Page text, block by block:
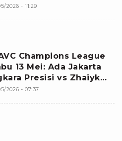
Main Lawan Zhaiyk VC
2026 - 11:29
Champions League
13 Mei: Ada Jakarta
Presisi vs Zhaiyk
2026 - 07:37